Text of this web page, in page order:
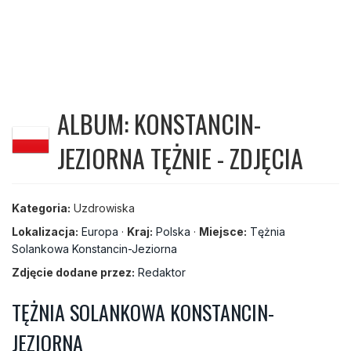
ALBUM: KONSTANCIN-
JEZIORNA TĘŻNIE - ZDJĘCIA
Kategoria: Uzdrowiska
Lokalizacja: Europa · Kraj: Polska · Miejsce: Tężnia
Solankowa Konstancin-Jeziorna
Zdjęcie dodane przez: Redaktor
TĘŻNIA SOLANKOWA KONSTANCIN-
JEZIORNA